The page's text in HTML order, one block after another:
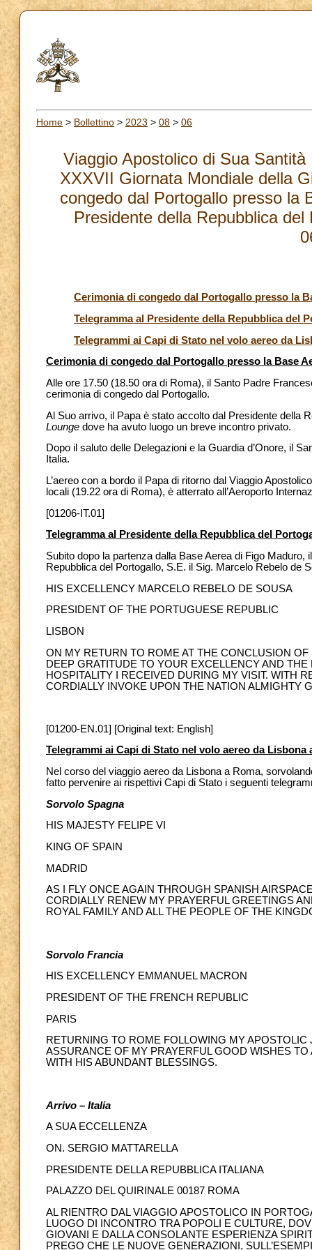
Home > Bollettino > 2023 > 08 > 06
Viaggio Apostolico di Sua
XXXVII Giornata Mondiale della
congedo dal Portogallo presso la
Presidente della Repubblica
Cerimonia di congedo dal Portogallo presso la
Telegramma al Presidente della Repubblica del
Telegrammi ai Capi di Stato nel volo aereo da
Cerimonia di congedo dal Portogallo presso la Base
Alle ore 17.50 (18.50 ora di Roma), il Santo Padre
cerimonia di congedo dal Portogallo.
Al Suo arrivo, il Papa è stato accolto dal Presidente della
Lounge dove ha avuto luogo un breve incontro privato.
Dopo il saluto delle Delegazioni e la Guardia d’Onore, il
Italia.
L’aereo con a bordo il Papa di ritorno dal Viaggio
locali (19.22 ora di Roma), è atterrato all’Aeroporto
[01206-IT.01]
Telegramma al Presidente della Repubblica del
Subito dopo la partenza dalla Base Aerea di Figo
Repubblica del Portogallo, S.E. il Sig. Marcelo Rebelo de
HIS EXCELLENCY MARCELO REBELO DE SOUSA
PRESIDENT OF THE PORTUGUESE REPUBLIC
LISBON
ON MY RETURN TO ROME AT THE CONCLUSION
DEEP GRATITUDE TO YOUR EXCELLENCY AND
HOSPITALITY I RECEIVED DURING MY VISIT. WITH
CORDIALLY INVOKE UPON THE NATION ALMIGHTY
[01200-EN.01] [Original text: English]
Telegrammi ai Capi di Stato nel volo aereo da Lisbona
Nel corso del viaggio aereo da Lisbona a Roma,
fatto pervenire ai rispettivi Capi di Stato i seguenti
Sorvolo Spagna
HIS MAJESTY FELIPE VI
KING OF SPAIN
MADRID
AS I FLY ONCE AGAIN THROUGH SPANISH
CORDIALLY RENEW MY PRAYERFUL GREETINGS
ROYAL FAMILY AND ALL THE PEOPLE OF THE
Sorvolo Francia
HIS EXCELLENCY EMMANUEL MACRON
PRESIDENT OF THE FRENCH REPUBLIC
PARIS
RETURNING TO ROME FOLLOWING MY
ASSURANCE OF MY PRAYERFUL GOOD WISHES
WITH HIS ABUNDANT BLESSINGS.
Arrivo – Italia
A SUA ECCELLENZA
ON. SERGIO MATTARELLA
PRESIDENTE DELLA REPUBBLICA ITALIANA
PALAZZO DEL QUIRINALE 00187 ROMA
AL RIENTRO DAL VIAGGIO APOSTOLICO IN
LUOGO DI INCONTRO TRA POPOLI E CULTURE,
GIOVANI E DALLA CONSOLANTE ESPERIENZA
PREGO CHE LE NUOVE GENERAZIONI,